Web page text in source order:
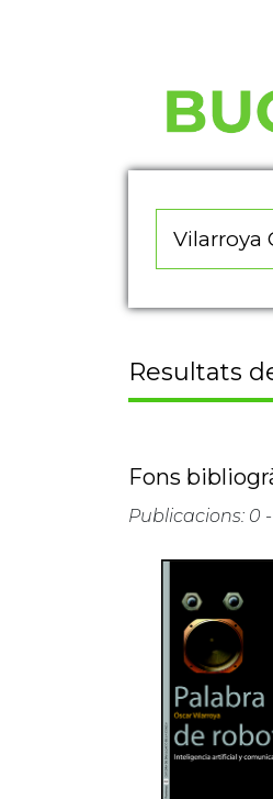
Resultats
Fons
Publicacions: 0